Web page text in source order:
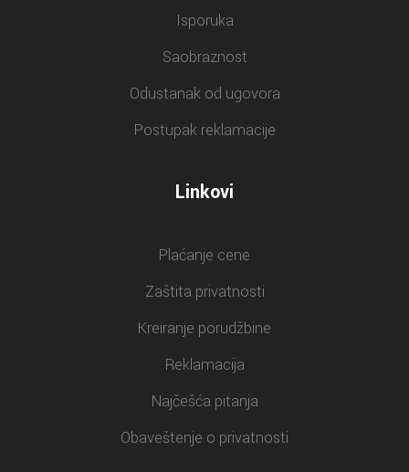
Isporuka
Saobraznost
Odustanak od ugovora
Postupak reklamacije
Linkovi
Plaćanje cene
Zaštita privatnosti
Kreiranje porudžbine
Reklamacija
Najčešća pitanja
Obaveštenje o privatnosti